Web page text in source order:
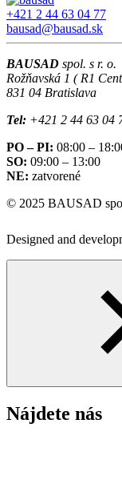
+421 2 44 63 04 77
bausad@bausad.sk
BAUSAD spol. s r. o.
Rožňavská 1 ( R1
831 04 Bratislava
Tel: +421 2 44 63 04
PO – PI: 08:00 –
SO: 09:00 – 13:00
NE: zatvorené
© 2025 BAUSAD
Designed and
Nájdete nás